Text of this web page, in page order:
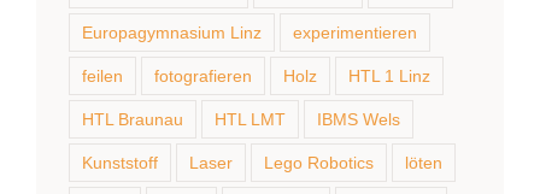
Europagymnasium Linz experimentieren
feilen fotografieren Holz HTL 1 Linz
HTL Braunau HTL LMT IBMS Wels
Kunststoff Laser Lego Robotics löten